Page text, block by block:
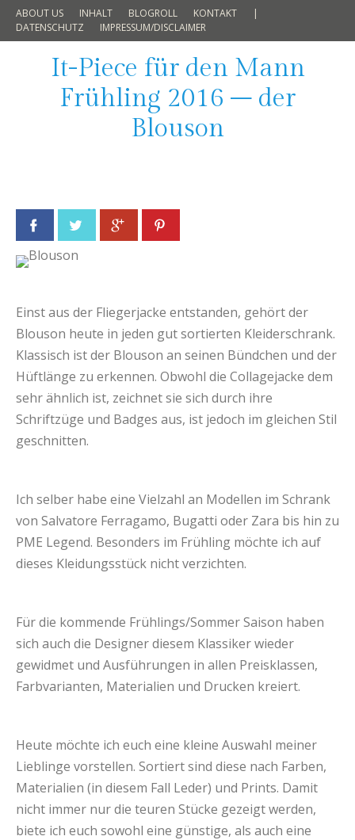
ABOUT US INHALT BLOGROLL KONTAKT
|
DATENSCHUTZ
IMPRESSUM/DISCLAIMER
It-Piece für den Mann
Frühling 2016 – der
Blouson
Facebook Twitter Google+
Einst aus der Fliegerjacke entstanden, gehört der
Blouson heute in jeden gut sortierten Kleiderschrank.
Klassisch ist der Blouson an seinen Bündchen und der
Hüftlänge zu erkennen. Obwohl die Collagejacke dem
sehr ähnlich ist, zeichnet sie sich durch ihre
Schriftzüge und Badges aus, ist jedoch im gleichen Stil
geschnitten.
Ich selber habe eine Vielzahl an Modellen im Schrank
von Salvatore Ferragamo, Bugatti oder Zara bis hin zu
PME Legend. Besonders im Frühling möchte ich auf
dieses Kleidungsstück nicht verzichten.
Für die kommende Frühlings/Sommer Saison haben
sich auch die Designer diesem Klassiker wieder
gewidmet und Ausführungen in allen Preisklassen,
Farbvarianten, Materialien und Drucken kreiert.
Heute möchte ich euch eine kleine Auswahl meiner
Lieblinge vorstellen. Sortiert sind diese nach Farben,
Materialien (in diesem Fall Leder) und Prints. Damit
nicht immer nur die teuren Stücke gezeigt werden,
biete ich euch sowohl eine günstige, als auch eine